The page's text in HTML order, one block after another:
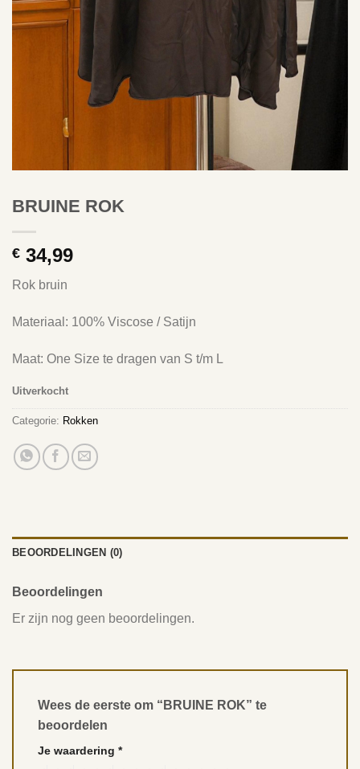
BRUINE ROK
€ 34,99
Rok bruin
Materiaal: 100% Viscose / Satijn
Maat: One Size te dragen van S t/m L
Uitverkocht
Categorie: Rokken
BEOORDELINGEN (0)
Beoordelingen
Er zijn nog geen beoordelingen.
Wees de eerste om “BRUINE ROK” te
beoordelen
Je waardering *